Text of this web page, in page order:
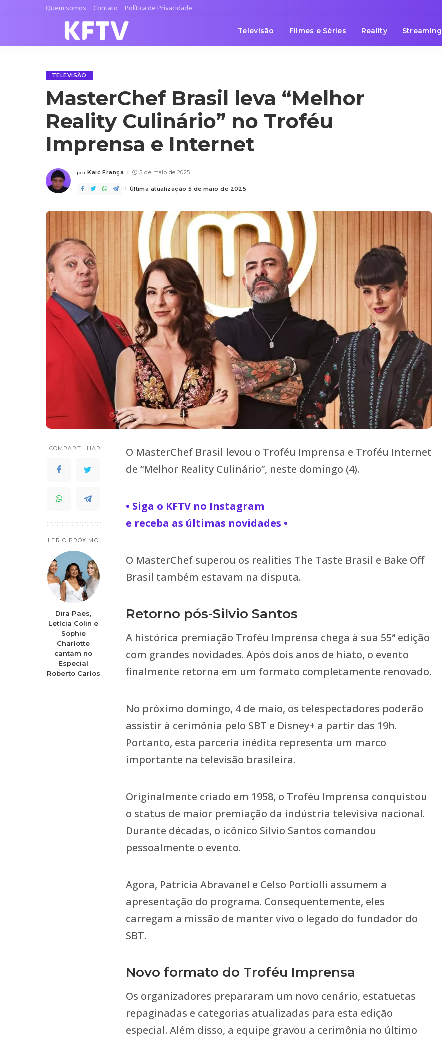
Quem somos Contato Política de Privacidade
Televisão Filmes e Séries Reality Streaming
TELEVISÃO
MasterChef Brasil leva “Melhor
Reality Culinário” no Troféu
Imprensa e Internet
Posted
por Kaic França 5 de maio de 2025
Última atualização 5 de maio de 2025
COMPARTILHAR
LER O PRÓXIMO
Dira Paes,
Letícia Colin e
Sophie
Charlotte
cantam no
Especial
Roberto Carlos
O MasterChef Brasil levou o Troféu Imprensa e Troféu Internet
de “Melhor Reality Culinário”, neste domingo (4).
• Siga o KFTV no Instagram
e receba as últimas novidades •
O MasterChef superou os realities The Taste Brasil e Bake Off
Brasil também estavam na disputa.
Retorno pós-Silvio Santos
A histórica premiação Troféu Imprensa chega à sua 55ª edição
com grandes novidades. Após dois anos de hiato, o evento
finalmente retorna em um formato completamente renovado.
No próximo domingo, 4 de maio, os telespectadores poderão
assistir à cerimônia pelo SBT e Disney+ a partir das 19h.
Portanto, esta parceria inédita representa um marco
importante na televisão brasileira.
Originalmente criado em 1958, o Troféu Imprensa conquistou
o status de maior premiação da indústria televisiva nacional.
Durante décadas, o icônico Silvio Santos comandou
pessoalmente o evento.
Agora, Patricia Abravanel e Celso Portiolli assumem a
apresentação do programa. Consequentemente, eles
carregam a missão de manter vivo o legado do fundador do
SBT.
Novo formato do Troféu Imprensa
Os organizadores prepararam um novo cenário, estatuetas
repaginadas e categorias atualizadas para esta edição
especial. Além disso, a equipe gravou a cerimônia no último